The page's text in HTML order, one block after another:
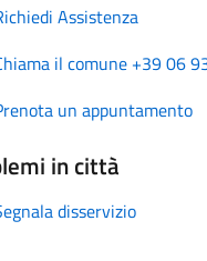
Assistenza
il comune +39 06
un appuntamento
in città
disservizio